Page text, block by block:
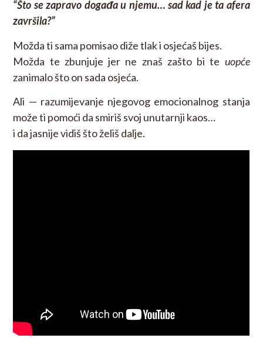
“Što se zapravo događa u njemu… sad kad je ta afera
završila?”
Možda ti sama pomisao diže tlak i osjećaš bijes.
Možda te zbunjuje jer ne znaš zašto bi te uopće
zanimalo što on sada osjeća.
Ali — razumijevanje njegovog emocionalnog stanja
može ti pomoći da smiriš svoj unutarnji kaos…
i da jasnije vidiš što želiš dalje.